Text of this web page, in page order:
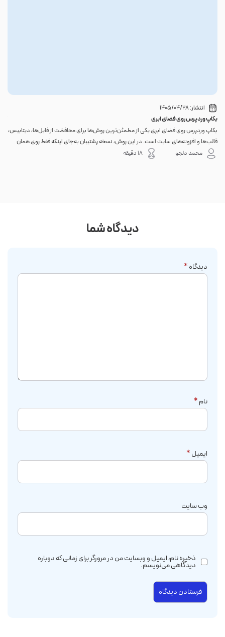
انتشار:1405/04/28
بکاپ وردپرس روی فضای ابری
بکاپ وردپرس روی فضای ابری یکی از مطمئن‌ترین روش‌ها برای محافظت از فایل‌ها، دیتابیس،
قالب‌ها و افزونه‌های سایت است. در این روش، نسخه پشتیبان به‌جای اینکه فقط روی همان
هاست اصلی باقی بماند، به یک فضای جداگانه منتقل می‌شود؛ بنابراین خرابی سرور، هک
محمد دلجو 18 دقیقه
دیدگاه شما
دیدگاه*
نام*
ایمیل*
وب‌ سایت
ذخیره نام، ایمیل و وبسایت من در مرورگر برای زمانی که دوباره
دیدگاهی می‌نویسم.